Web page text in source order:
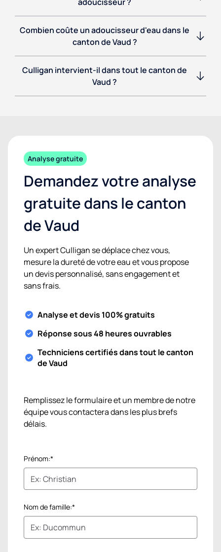
Combien coûte un adoucisseur d'eau dans le
canton de Vaud ?
Culligan intervient-il dans tout le canton de
Vaud ?
Analyse gratuite
Demandez votre analyse
gratuite dans le canton
de Vaud
Un expert Culligan se déplace chez vous,
mesure la dureté de votre eau et vous propose
un devis personnalisé, sans engagement et
sans frais.
Analyse et devis 100% gratuits
Réponse sous 48 heures ouvrables
Techniciens certifiés dans tout le canton
de Vaud
Remplissez le formulaire et un membre de notre
équipe vous contactera dans les plus brefs
délais.
Prénom:*
Nom de famille:*